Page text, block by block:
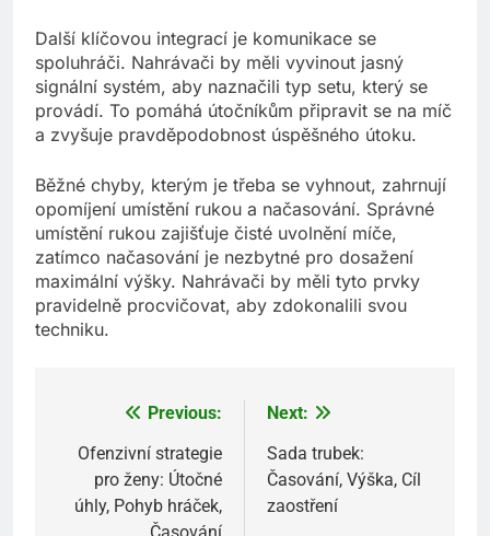
Další klíčovou integrací je komunikace se
spoluhráči. Nahrávači by měli vyvinout jasný
signální systém, aby naznačili typ setu, který se
provádí. To pomáhá útočníkům připravit se na míč
a zvyšuje pravděpodobnost úspěšného útoku.
Běžné chyby, kterým je třeba se vyhnout, zahrnují
opomíjení umístění rukou a načasování. Správné
umístění rukou zajišťuje čisté uvolnění míče,
zatímco načasování je nezbytné pro dosažení
maximální výšky. Nahrávači by měli tyto prvky
pravidelně procvičovat, aby zdokonalili svou
techniku.
navigation
Previous:
Ofenzivní strategie
pro ženy: Útočné
úhly, Pohyb hráček,
Next:
Sada trubek:
Časování, Výška, Cíl
zaostření